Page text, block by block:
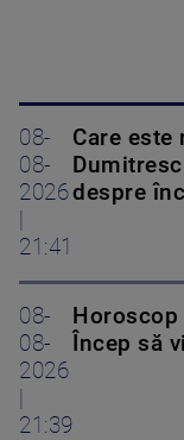
08-
08-
2026
21:41
Care este
despre
08-
08-
2026
21:39
Încep să